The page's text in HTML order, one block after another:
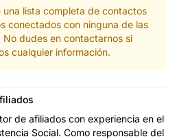
una lista completa de contactos
conectados con ninguna de las
dudes en contactarnos si
cualquier información.
de afiliados con experiencia en el
Social. Como responsable del